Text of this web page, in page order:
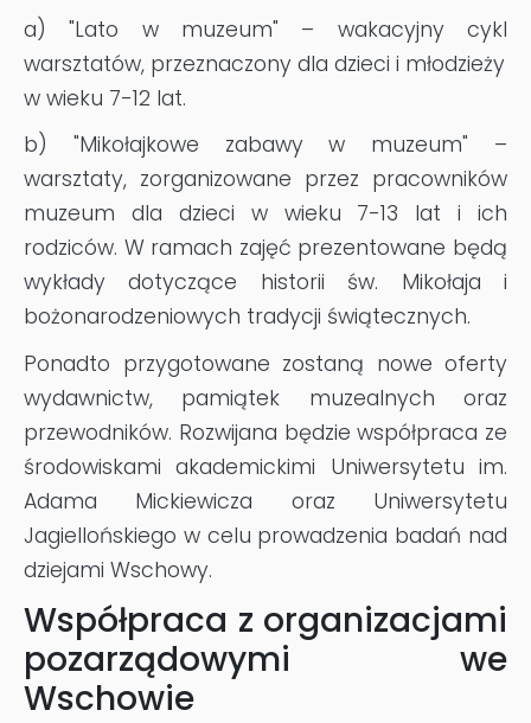
a) "Lato w muzeum" – wakacyjny cykl
warsztatów, przeznaczony dla dzieci i młodzieży
w wieku 7-12 lat.
b) "Mikołajkowe zabawy w muzeum" –
warsztaty, zorganizowane przez pracowników
muzeum dla dzieci w wieku 7-13 lat i ich
rodziców. W ramach zajęć prezentowane będą
wykłady dotyczące historii św. Mikołaja i
bożonarodzeniowych tradycji świątecznych.
Ponadto przygotowane zostaną nowe oferty
wydawnictw, pamiątek muzealnych oraz
przewodników. Rozwijana będzie współpraca ze
środowiskami akademickimi Uniwersytetu im.
Adama Mickiewicza oraz Uniwersytetu
Jagiellońskiego w celu prowadzenia badań nad
dziejami Wschowy.
Współpraca z organizacjami
pozarządowymi we
Wschowie